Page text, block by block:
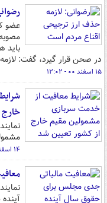
عضو
باید
در صحن قرار گیرد، گفت:
۱۵ اسفند ۰۰ - ۱۲:۰۲
خارج
۱۴ اسفند ۰۰ - ۱۳:۵۴